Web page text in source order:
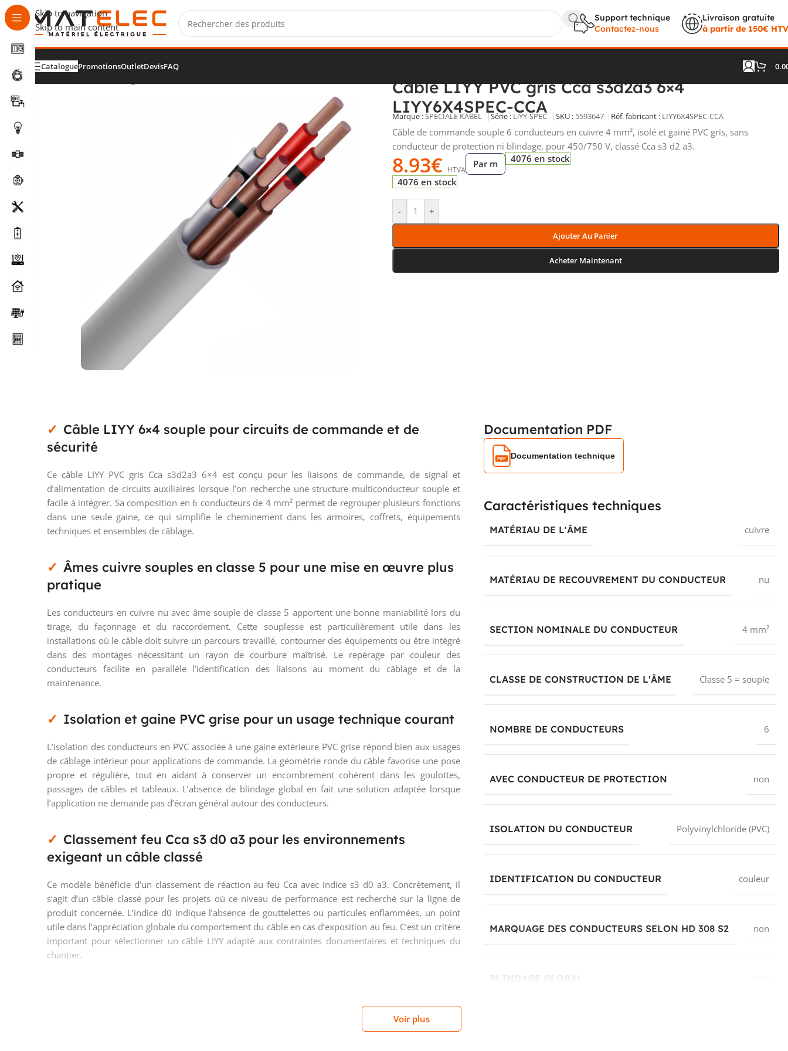
Skip to navigation
Skip to main content
Support technique
Contactez-nous
Livraison gratuite
à partir de 150€
CataloguePromotionsOutletDevisFAQ
Câble LIYY PVC gris Cca s3d2a3 6×4
LIYY6X4SPEC-CCA
Marque :SPECIALE KABEL Série : LiYY-SPEC SKU :5593647 Réf. fabricant :LIYY6X4SPEC-CCA
Câble de commande souple 6 conducteurs en cuivre 4 mm², isolé et gainé PVC gris, sans
conducteur de protection ni blindage, pour 450/750 V, classé Cca s3 d2 a3.
8.93€ HTVA
Par m
4076 en stock
4076 en stock
- +
Ajouter Au Panier
Acheter Maintenant
Câble LIYY 6×4 souple pour circuits de commande et de
sécurité
Ce câble LIYY PVC gris Cca s3d2a3 6×4 est conçu pour les liaisons de commande, de signal et
d’alimentation de circuits auxiliaires lorsque l’on recherche une structure multiconducteur souple et
facile à intégrer. Sa composition en 6 conducteurs de 4 mm² permet de regrouper plusieurs fonctions
dans une seule gaine, ce qui simplifie le cheminement dans les armoires, coffrets, équipements
techniques et ensembles de câblage.
Âmes cuivre souples en classe 5 pour une mise en œuvre plus
pratique
Les conducteurs en cuivre nu avec âme souple de classe 5 apportent une bonne maniabilité lors du
tirage, du façonnage et du raccordement. Cette souplesse est particulièrement utile dans les
installations où le câble doit suivre un parcours travaillé, contourner des équipements ou être intégré
dans des montages nécessitant un rayon de courbure maîtrisé. Le repérage par couleur des
conducteurs facilite en parallèle l’identification des liaisons au moment du câblage et de la
maintenance.
Isolation et gaine PVC grise pour un usage technique courant
L’isolation des conducteurs en PVC associée à une gaine extérieure PVC grise répond bien aux usages
de câblage intérieur pour applications de commande. La géométrie ronde du câble favorise une pose
propre et régulière, tout en aidant à conserver un encombrement cohérent dans les goulottes,
passages de câbles et tableaux. L’absence de blindage global en fait une solution adaptée lorsque
l’application ne demande pas d’écran général autour des conducteurs.
Classement feu Cca s3 d0 a3 pour les environnements
exigeant un câble classé
Ce modèle bénéficie d’un classement de réaction au feu Cca avec indice s3 d0 a3. Concrètement, il
s’agit d’un câble classé pour les projets où ce niveau de performance est recherché sur la ligne de
produit concernée. L’indice d0 indique l’absence de gouttelettes ou particules enflammées, un point
utile dans l’appréciation globale du comportement du câble en cas d’exposition au feu. C’est un critère
important pour sélectionner un câble LIYY adapté aux contraintes documentaires et techniques du
chantier.
Documentation PDF
Documentation technique
Caractéristiques techniques
MATÉRIAU DE L'ÂME cuivre
MATÉRIAU DE RECOUVREMENT DU CONDUCTEUR nu
SECTION NOMINALE DU CONDUCTEUR 4 mm²
CLASSE DE CONSTRUCTION DE L'ÂME Classe 5 = souple
NOMBRE DE CONDUCTEURS 6
AVEC CONDUCTEUR DE PROTECTION non
ISOLATION DU CONDUCTEUR Polyvinylchloride (PVC)
IDENTIFICATION DU CONDUCTEUR couleur
MARQUAGE DES CONDUCTEURS SELON HD 308 S2 non
BLINDAGE GLOBAL
Voir plus